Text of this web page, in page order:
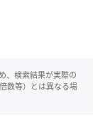
、検索結果が実際の
数等）とは異なる場